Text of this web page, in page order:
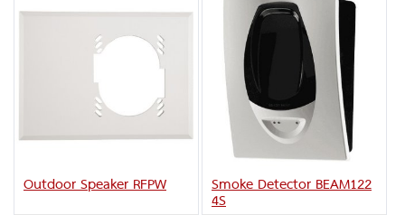
Outdoor Speaker RFPW Smoke Detector BEAM122
4S